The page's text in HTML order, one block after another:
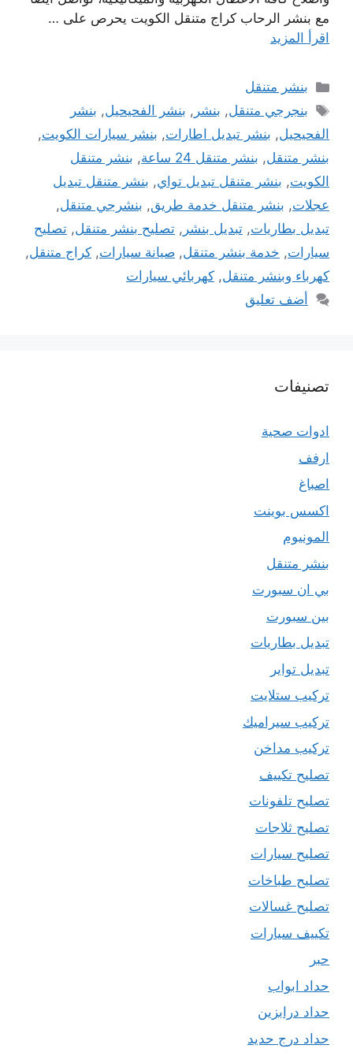
مع بنشر الرحاب كراج متنقل الكويت يحرص على …
اقرأ المزيد
التصنيفات
بنشر متنقل
الوسوم
بنجرجي متنقل, بنشر , بنشر الفحيحيل, بنشر
الفحيحيل, بنشر تبديل اطارات, بنشر سيارات الكويت,
بنشر متنقل, بنشر متنقل 24 ساعة , بنشر متنقل
الكويت, بنشر متنقل تبديل تواي, بنشر متنقل تبديل
عجلات, بنشر متنقل خدمة طريق, بنشرجي متنقل,
تبديل بطاريات, تبديل بنشر , تصليح بنشر متنقل, تصليح
سيارات, خدمة بنشر متنقل, صيانة سيارات, كراج متنقل,
كهرباء وبنشر متنقل, كهربائي سيارات
أضف تعليق
تصنيفات
ادوات صحية
ارفف
اصباغ
اكسس بوينت
المونيوم
بنشر متنقل
بي ان سبورت
بين سبورت
تبديل بطاريات
تبديل تواير
تركيب ستلايت
تركيب سيراميك
تركيب مداخن
تصليح تكييف
تصليح تلفونات
تصليح ثلاجات
تصليح سيارات
تصليح طباخات
تصليح غسالات
تكييف سيارات
حبر
حداد ابواب
حداد درابزين
حداد درج حديد